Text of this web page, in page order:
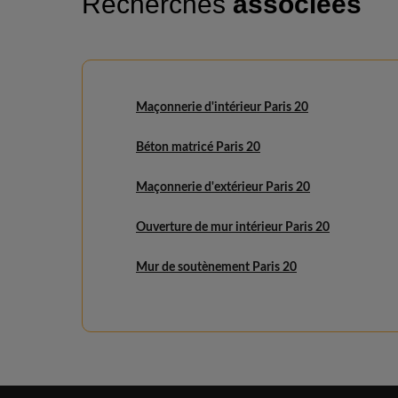
Maçonnerie d'intérieur Paris 20
Béton matricé Paris 20
Maçonnerie d'extérieur Paris 20
Ouverture de mur intérieur Paris 20
Mur de soutènement Paris 20